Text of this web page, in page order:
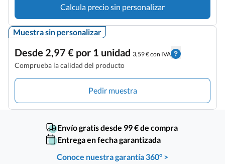
Calcula precio sin personalizar
Muestra sin personalizar
Desde 2,97 € por 1 unidad 3,59 € con IVA
Comprueba la calidad del producto
Pedir muestra
Envío gratis desde 99 € de compra
Entrega en fecha garantizada
Conoce nuestra garantía 360° >